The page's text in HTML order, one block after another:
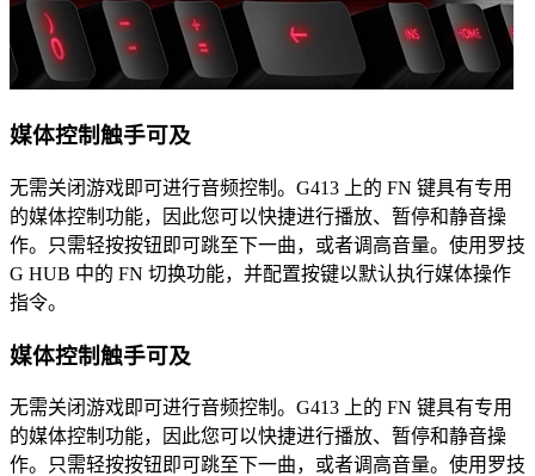
媒体控制触手可及
无需关闭游戏即可进行音频控制。G413 上的 FN 键具有专用
的媒体控制功能，因此您可以快捷进行播放、暂停和静音操
作。只需轻按按钮即可跳至下一曲，或者调高音量。使用罗技
G HUB 中的 FN 切换功能，并配置按键以默认执行媒体操作
指令。
媒体控制触手可及
无需关闭游戏即可进行音频控制。G413 上的 FN 键具有专用
的媒体控制功能，因此您可以快捷进行播放、暂停和静音操
作。只需轻按按钮即可跳至下一曲，或者调高音量。使用罗技